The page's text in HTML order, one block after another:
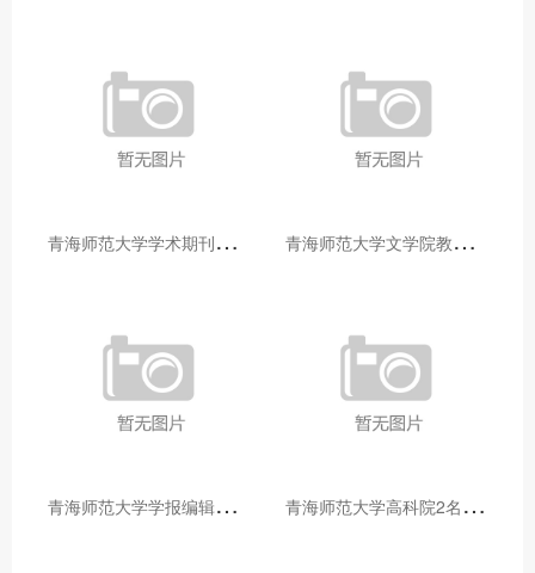
青
海师范大学学术期刊两个专栏入选2025年青海省期刊重点专栏 青
海师范大学文学院教师赴山东省相关高校和学术机构交流学习
青
海师范大学学报编辑部赴大通县城关镇上毛佰胜村开展帮扶慰问活动 青
海师范大学高科院2名专家当选中国科学院院士